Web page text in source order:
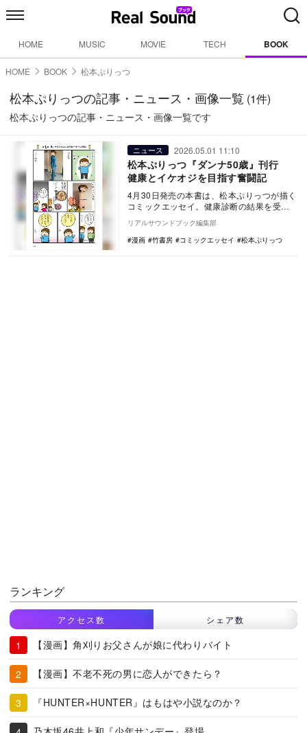
HOME MUSIC MOVIE TECH BOOK
HOME BOOK 松本ぷりっつ
松本ぷりっつの記事・ニュース・画像一覧 (1件)
松本ぷりっつの記事・ニュース・画像一覧です
ニュース 2026.05.01 11:10
松本ぷりっつ『ダンナ50歳』刊行
健康とイケオジを目指す奮闘記
4月30日発売の本書は、松本ぷりっつが描く
コミックエッセイ。健康診断の結果を受
け、50歳を迎えた夫が「イケオジ」を目指
して様々な…
リアルサウンドブック編集部
漫画
竹書房 コミックエッセイ 松本ぷりっつ
ランキング
アクセス数 シェア数
【漫画】角刈りお父さんが娘に代わりバイト
【漫画】不老不死の男に恋人ができたら？
『HUNTER×HUNTER』はもはや小説なのか？